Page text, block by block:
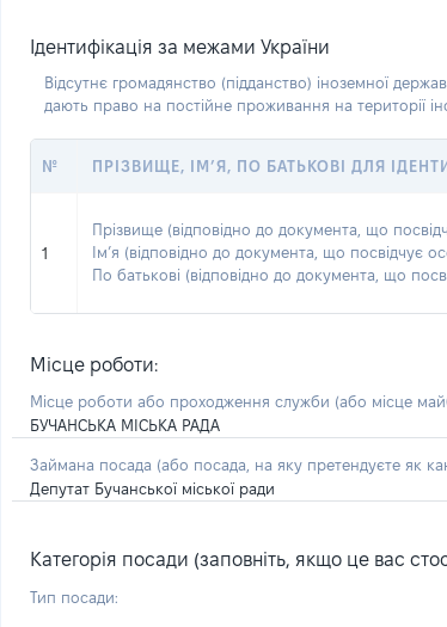
Ідентифікація за межами України
Відсутнє громадянство (підданство) іноземної
дають право на постійне проживання на території
№ ПРІЗВИЩЕ, ІМ’Я, ПО БАТЬКОВІ ДЛЯ
1
Прізвище (відповідно до документа, що
Ім’я (відповідно до документа, що посвідчує
По батькові (відповідно до документа, що
Місце роботи:
Місце роботи або проходження служби (або місце
БУЧАНСЬКА МІСЬКА РАДА
Займана посада (або посада, на яку претендуєте як
Депутат Бучанської міської ради
Категорія посади (заповніть, якщо це вас
Тип посади: